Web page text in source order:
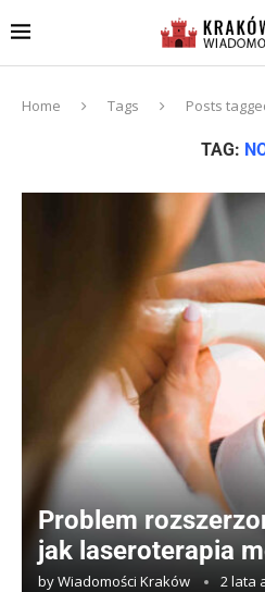
Home Tags Posts
TAG:
Problem
jak laseroterapia
byWiadomości Kraków 2 lata